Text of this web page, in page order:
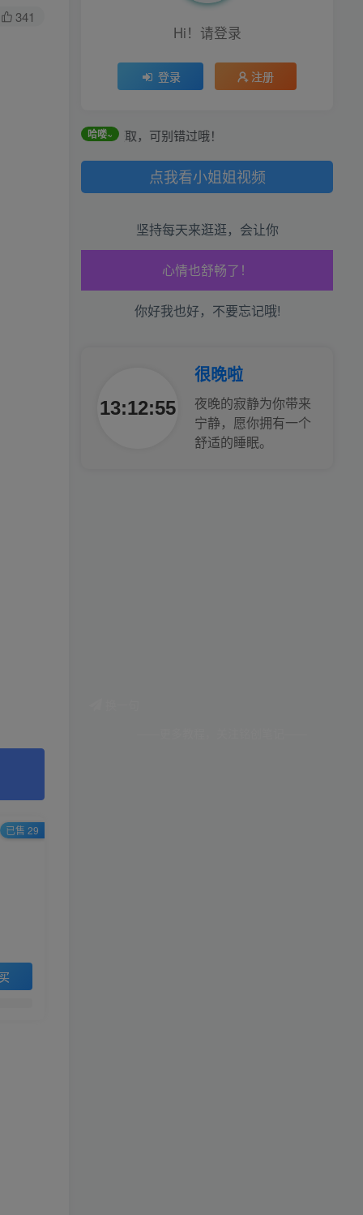
341
已售 29
Hi！请登录
登录 注册
哈喽~
每日任务获取，可别错过哦！
点我看小姐姐视频
坚持每天来逛逛，会让你
生活也美好了！
心情也舒畅了！
腰也不酸了！
你好我也好，不要忘记哦!
13:12:56
很晚啦
夜晚的寂静为你带来
宁静，愿你拥有一个
舒适的睡眠。